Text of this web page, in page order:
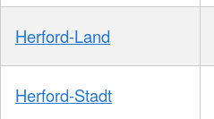
Herford-Land
Herford-Stadt